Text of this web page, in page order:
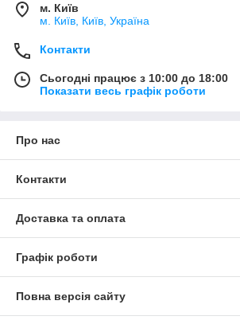
м. Київ
м. Київ, Київ, Україна
Контакти
Сьогодні працює з 10:00 до 18:00
Показати весь графік роботи
Про нас
Контакти
Доставка та оплата
Графік роботи
Повна версія сайту